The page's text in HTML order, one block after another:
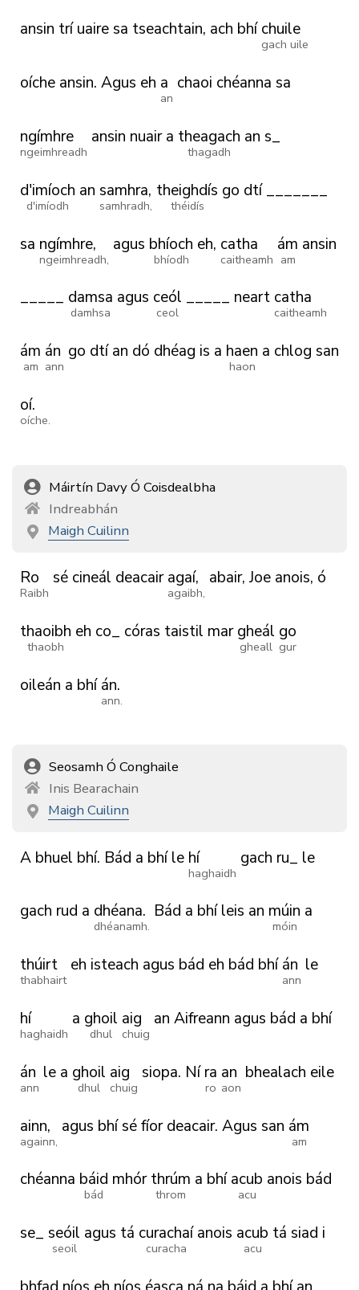
ansin trí uairesa tseachtain, ach bhí chuile
gach uile
oíche ansin. Agus eh a
an
chaoi chéanna sa
ngímhre
ngeimhreadh
ansin nuair a theagach
thagadh
an s_
d'imíoch
d'imíodh
an samhra,
samhradh,
theighdís
théidís
go dtí _______
sa ngímhre,
ngeimhreadh,
agus bhíoch
bhíodh
eh, catha
caitheamh
ám
am
ansin
_____ damsa
damhsa
agus ceól
ceol
_____ neart catha
caitheamh
ám
am
án
ann
go dtí an dó dhéag is a haen
haon
a chlog san
oí.
oíche.
Máirtín Davy Ó Coisdealbha
Indreabhán
Maigh Cuilinn
Ro
Raibh
sé cineál deacair agaí,
agaibh,
abair, Joe anois, ó
thaoibh
thaobh
eh co_ córas taistil mar gheál
gheall
go
gur
oileán a bhí án.
ann.
Seosamh Ó Conghaile
Inis Bearachain
Maigh Cuilinn
A bhuel bhí. Bád a bhí le hí
haghaidh
gach ru_ le
gach rud a dhéana.
dhéanamh.
Bád a bhí leis an múin
móin
a
thúirt
thabhairt
eh isteach agus bád eh bád bhí án
ann
le
hí
haghaidh
a ghoil
dhul
aig
chuig
an Aifreann agus bád a bhí
án
ann
le a ghoil
dhul
aig
chuig
siopa. Ní ra
ro
an
aon
bhealach eile
ainn,
againn,
agus bhíséfíor deacair. Agus san ám
am
chéanna báid
bád
mhór thrúm
throm
a bhí acub
acu
anois bád
se_ seóil
seoil
agus tá curachaí
curacha
anois acub
acu
tá siad i